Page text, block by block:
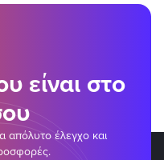
είναι στο
απόλυτο έλεγχο και